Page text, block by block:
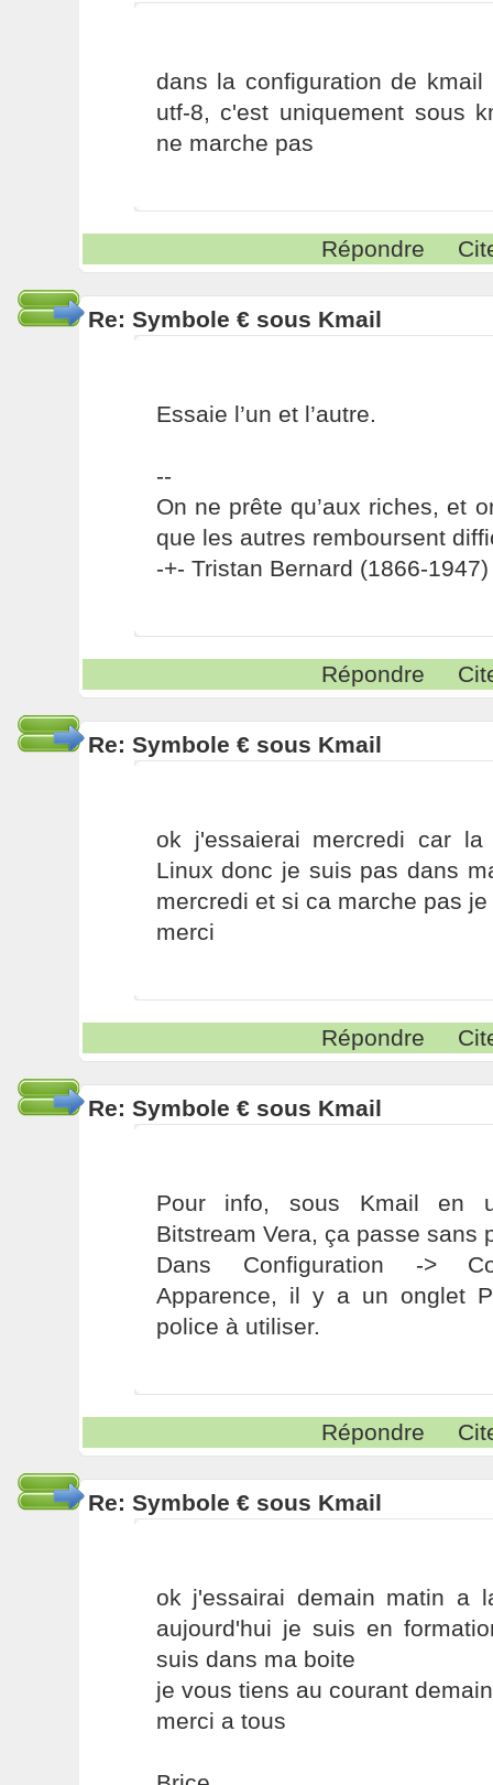
dans la configuration de
utf-8, c'est uniquement sous
ne marche pas
Répondre
Re: Symbole € sous Kmail
Essaie l’un et l’autre.
--
On ne prête qu’aux riches, et
que les autres remboursent
-+- Tristan Bernard (1866-1947)
Répondre
Re: Symbole € sous Kmail
ok j'essaierai mercredi car
Linux donc je suis pas dans
mercredi et si ca marche pas
merci
Répondre
Re: Symbole € sous Kmail
Pour info, sous Kmail en
Bitstream Vera, ça passe sans
Dans Configuration ->
Apparence, il y a un onglet
police à utiliser.
Répondre
Re: Symbole € sous Kmail
ok j'essairai demain matin a
aujourd'hui je suis en
suis dans ma boite
je vous tiens au courant demain
merci a tous